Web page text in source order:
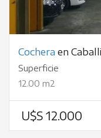
Cochera en
Superficie
12.00 m2
U$S 12.000